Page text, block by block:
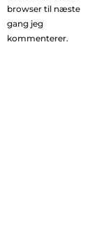
browser til næste
gang jeg
kommenterer.